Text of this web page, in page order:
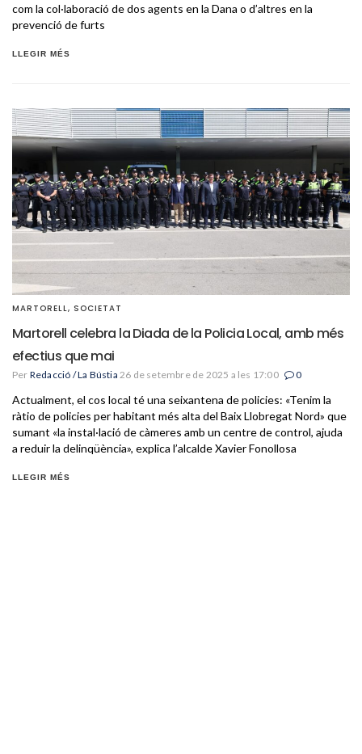
com la col·laboració de dos agents en la Dana o d’altres en la
prevenció de furts
LLEGIR MÉS
MARTORELL, SOCIETAT
Martorell celebra la Diada de la Policia Local, amb més
efectius que mai
Per Redacció / La Bústia 26 de setembre de 2025 a les 17:00 0
Actualment, el cos local té una seixantena de policies: «Tenim la
ràtio de policies per habitant més alta del Baix Llobregat Nord» que
sumant «la instal·lació de càmeres amb un centre de control, ajuda
a reduir la delinqüència», explica l’alcalde Xavier Fonollosa
LLEGIR MÉS